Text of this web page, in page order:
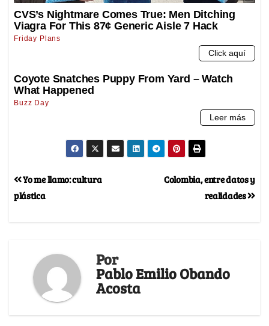
Colombia, entre datos y
realidades
Yo me llamo: cultura
plástica
Por
Pablo Emilio Obando
Acosta